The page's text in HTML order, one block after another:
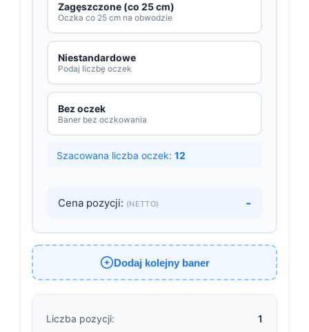
Zagęszczone (co 25 cm)
Oczka co 25 cm na obwodzie
Niestandardowe
Podaj liczbę oczek
Bez oczek
Baner bez oczkowania
Szacowana liczba oczek: 12
Cena pozycji: (NETTO) -
Dodaj kolejny baner
Liczba pozycji:
1